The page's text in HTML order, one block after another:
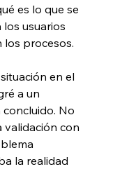
es lo que se
los usuarios
los procesos.
en el
a un
No
validación con
la realidad